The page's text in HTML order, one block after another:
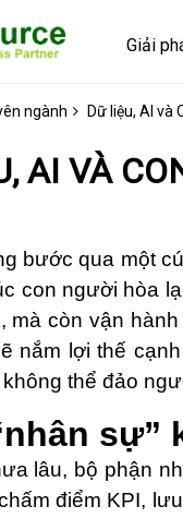
Giải
ngành Dữ liệu, AI và
AI VÀ
bước qua một
con người hòa
mà còn vận
nắm lợi thế
thể đảo
lâu, bộ phận
điểm KPI,